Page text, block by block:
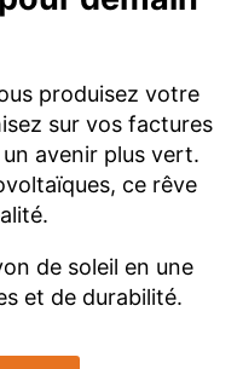
produisez votre
sur vos factures
avenir plus vert.
ce rêve
de soleil en une
et de durabilité.